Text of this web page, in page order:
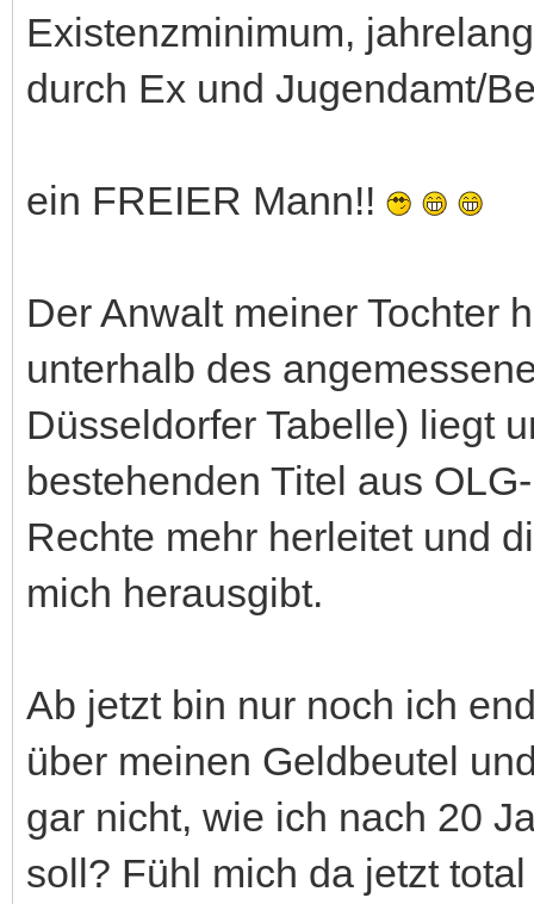
Existenzminimum,
durch Ex und Jugendamt/
ein FREIER Mann!!
Der Anwalt meiner Tochter
unterhalb des
Düsseldorfer Tabelle) liegt
bestehenden Titel aus
Rechte mehr herleitet und
mich herausgibt.
Ab jetzt bin nur noch ich
über meinen Geldbeutel
gar nicht, wie ich nach 20
soll? Fühl mich da jetzt